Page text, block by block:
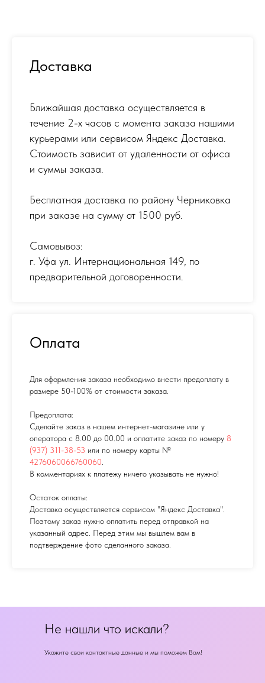
Доставка
Ближайшая доставка осуществляется в
течение 2-х часов с момента заказа нашими
курьерами или сервисом Яндекс Доставка.
Стоимость зависит от удаленности от офиса
и суммы заказа.
Бесплатная доставка по району Черниковка
при заказе на сумму от 1500 руб.
Самовывоз:
г. Уфа ул. Интернациональная 149, по
предварительной договоренности.
Оплата
Для оформления заказа необходимо внести предоплату в
размере 50-100% от стоимости заказа.
Предоплата:
Сделайте заказ в нашем интернет-магазине или у
оператора с 8.00 до 00.00 и оплатите заказ по номеру 8
(937) 311-38-53 или по номеру карты №
4276060066760060
В комментариях к платежу ничего указывать не нужно!
Остаток оплаты:
Доставка осуществляется сервисом "Яндекс Доставка".
Поэтому заказ нужно оплатить перед отправкой на
указанный адрес. Перед этим мы вышлем вам в
подтверждение фото сделанного заказа.
Не нашли что искали?
Укажите свои контактные данные и мы поможем Вам!